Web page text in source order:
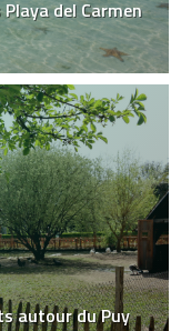
del Carmen
autour du Puy